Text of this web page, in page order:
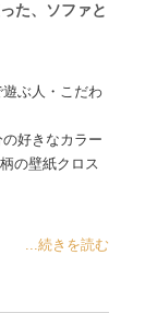
た、ソファと
ぶ人・こだわ
好きなカラー
の壁紙クロス
...続きを読む